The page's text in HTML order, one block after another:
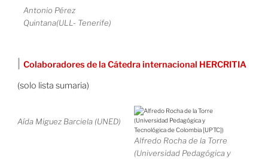
Antonio Pérez
Quintana(ULL- Tenerife)
Colaboradores de la Cátedra internacional HERCRITIA
(solo lista sumaria)
Aída Miguez Barciela (UNED)
Alfredo Rocha de la Torre
(Universidad Pedagógica y